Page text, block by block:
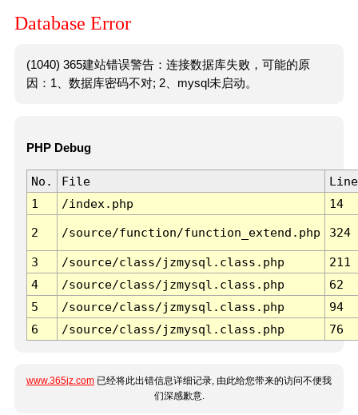
Database Error
(1040) 365建站错误警告：连接数据库失败，可能的原
因：1、数据库密码不对; 2、mysql未启动。
PHP Debug
No. File
Line
1
/index.php 14
2 /source/function/function_extend.php 324
3 /source/class/jzmysql.class.php
211
4
/source/class/jzmysql.class.php
62
5
/source/class/jzmysql.class.php
94
6
/source/class/jzmysql.class.php 76
www.365jz.com 已经将此出错信息详细记录, 由此给您带来的访问不便我
们深感歉意.